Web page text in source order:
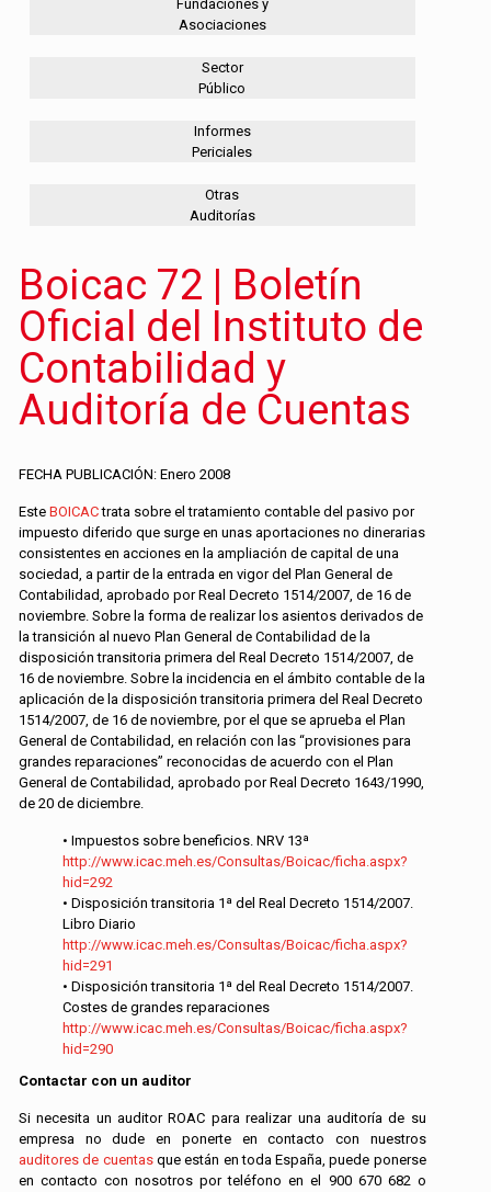
Fundaciones y
Asociaciones
Sector
Público
Informes
Periciales
Otras
Auditorías
Boicac 72 | Boletín
Oficial del Instituto de
Contabilidad y
Auditoría de Cuentas
FECHA PUBLICACIÓN: Enero 2008
Este BOICACtrata sobre el tratamiento contable del pasivo por
impuesto diferido que surge en unas aportaciones no dinerarias
consistentes en acciones en la ampliación de capital de una
sociedad, a partir de la entrada en vigor del Plan General de
Contabilidad, aprobado por Real Decreto 1514/2007, de 16 de
noviembre. Sobre la forma de realizar los asientos derivados de
la transición al nuevo Plan General de Contabilidad de la
disposición transitoria primera del Real Decreto 1514/2007, de
16 de noviembre. Sobre la incidencia en el ámbito contable de la
aplicación de la disposición transitoria primera del Real Decreto
1514/2007, de 16 de noviembre, por el que se aprueba el Plan
General de Contabilidad, en relación con las “provisiones para
grandes reparaciones” reconocidas de acuerdo con el Plan
General de Contabilidad, aprobado por Real Decreto 1643/1990,
de 20 de diciembre.
• Impuestos sobre beneficios. NRV 13ª
http://www.icac.meh.es/Consultas/Boicac/ficha.aspx?
hid=292
• Disposición transitoria 1ª del Real Decreto 1514/2007.
Libro Diario
http://www.icac.meh.es/Consultas/Boicac/ficha.aspx?
hid=291
• Disposición transitoria 1ª del Real Decreto 1514/2007.
Costes de grandes reparaciones
http://www.icac.meh.es/Consultas/Boicac/ficha.aspx?
hid=290
Contactar con un auditor
Si necesita un auditor ROAC para realizar una auditoría de su
empresa no dude en ponerte en contacto con nuestros
auditores de cuentasque están en toda España, puede ponerse
en contacto con nosotros por teléfono en el 900 670 682o